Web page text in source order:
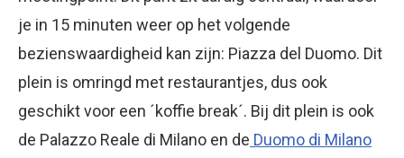
je in 15 minuten weer op het volgende
bezienswaardigheid kan zijn: Piazza del Duomo. Dit
plein is omringd met restaurantjes, dus ook
geschikt voor een ´koffie break´. Bij dit plein is ook
de Palazzo Reale di Milano en de Duomo di Milano